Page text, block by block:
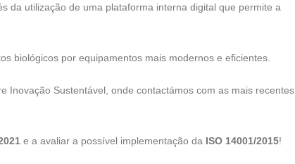
da utilização de uma plataforma interna digital que permite a
biológicos por equipamentos mais modernos e eficientes.
Inovação Sustentável, onde contactámos com as mais recentes
e a avaliar a possível implementação da ISO 14001/2015!